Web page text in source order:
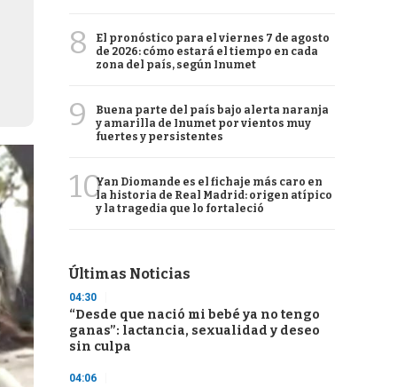
8
El pronóstico para el viernes 7 de agosto
de 2026: cómo estará el tiempo en cada
zona del país, según Inumet
9
Buena parte del país bajo alerta naranja
y amarilla de Inumet por vientos muy
fuertes y persistentes
10Yan Diomande es el fichaje más caro en
la historia de Real Madrid: origen atípico
y la tragedia que lo fortaleció
Últimas Noticias
04:30
“Desde que nació mi bebé ya no tengo
ganas”: lactancia, sexualidad y deseo
sin culpa
04:06